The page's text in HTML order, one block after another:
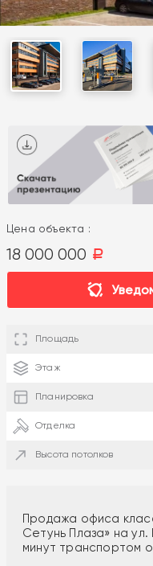
Цена объекта :
18 000 000 a
Площадь
Этаж
Планировка
Отделка
Высота потолков
Продажа офиса
Сетунь Плаза» на
минут транспортом